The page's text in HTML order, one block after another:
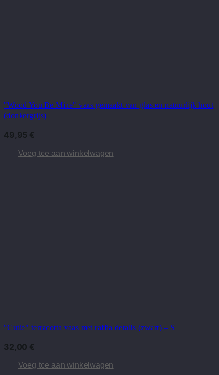
"Wood You Be Mine" vaas gemaakt van glas en natuurlijk hout
(donkergrijs)
49,95 €
Voeg toe aan winkelwagen
"Cutie" terracotta vaas met raffia details (zwart) – S
32,00 €
Voeg toe aan winkelwagen